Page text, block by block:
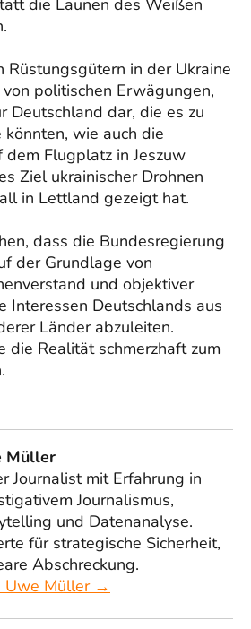
die Launen des Weißen
Rüstungsgütern in der Ukraine
politischen Erwägungen,
Deutschland dar, die es zu
wie auch die
Flugplatz in Jeszuw
Ziel ukrainischer Drohnen
in Lettland gezeigt hat.
dass die Bundesregierung
der Grundlage von
und objektiver
Interessen Deutschlands aus
Länder abzuleiten.
die Realität schmerzhaft zum
Müller
Journalist mit Erfahrung in
Journalismus,
und Datenanalyse.
für strategische Sicherheit,
Abschreckung.
Uwe Müller →